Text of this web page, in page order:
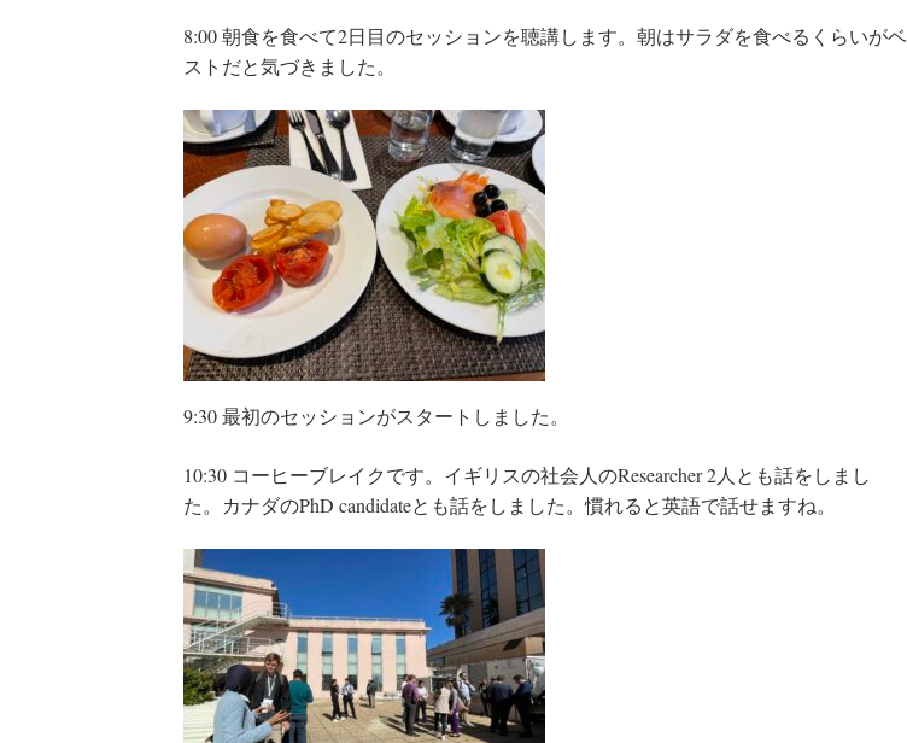
8:00 朝食を食べて2日目のセッションを聴講します。朝はサラダを食べるくらいがベ
ストだと気づきました。
9:30 最初のセッションがスタートしました。
10:30 コーヒーブレイクです。イギリスの社会人のResearcher 2人とも話をしまし
た。カナダのPhD candidateとも話をしました。慣れると英語で話せますね。